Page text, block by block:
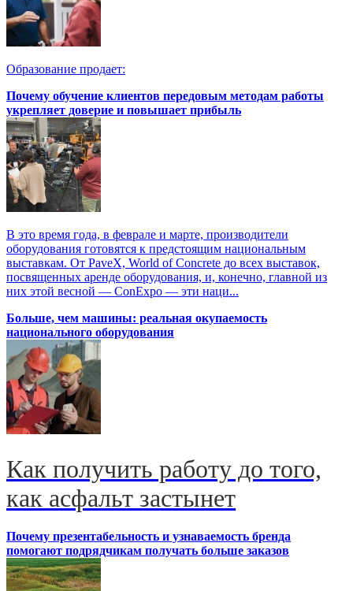
Образование продает:
Почему обучение клиентов передовым методам работы
укрепляет доверие и повышает прибыль
В это время года, в феврале и марте, производители
оборудования готовятся к предстоящим национальным
выставкам. От PaveX, World of Concrete до всех выставок,
посвященных аренде оборудования, и, конечно, главной из
них этой весной — ConExpo — эти наци...
Больше, чем машины: реальная окупаемость
национального оборудования
Как получить работу до того,
как асфальт застынет
Почему презентабельность и узнаваемость бренда
помогают подрядчикам получать больше заказов